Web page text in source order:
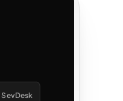
SevDesk